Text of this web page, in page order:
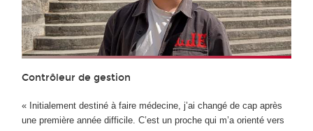
Contrôleur de gestion
« Initialement destiné à faire médecine, j’ai changé de cap après
une première année difficile. C’est un proche qui m’a orienté vers